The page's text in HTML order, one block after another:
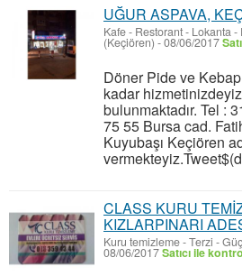
UĞUR ASPAVA,
Kafe - Restorant - Lokanta -
(Keçiören) -08/06/2017
Döner Pide ve
kadar
bulunmaktadır. Tel :
75 55 Bursa cad.
Kuyubaşı Keçiören
CLASS KURU
KIZLARPINARI
Kuru temizleme - Terzi -
08/06/2017Satıcı ile